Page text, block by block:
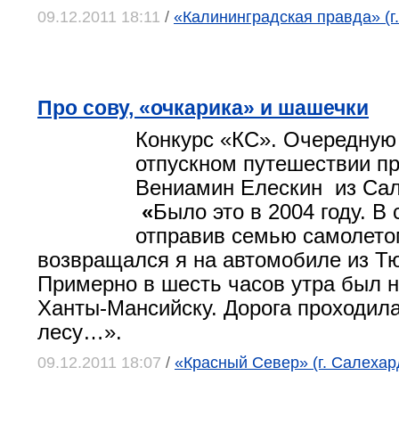
09.12.2011 18:11 / «Калининградская правда»
Про сову, «очкарика» и шашечки
Конкурс «КС».
отпускном путешествии
Вениамин Елескин из
«Было это в 2004 году. В
отправив семью
возвращался я на автомобиле из
Примерно в шесть часов утра был
Ханты-Мансийску. Дорога
лесу…».
09.12.2011 18:07 / «Красный Север» (г.